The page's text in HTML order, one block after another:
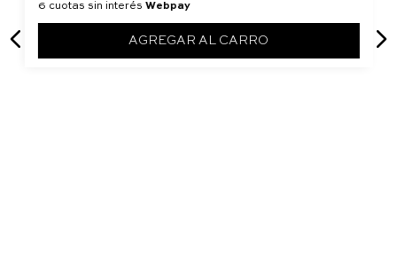
6 cuotas sin interés Webpay
AGREGAR AL CARRO